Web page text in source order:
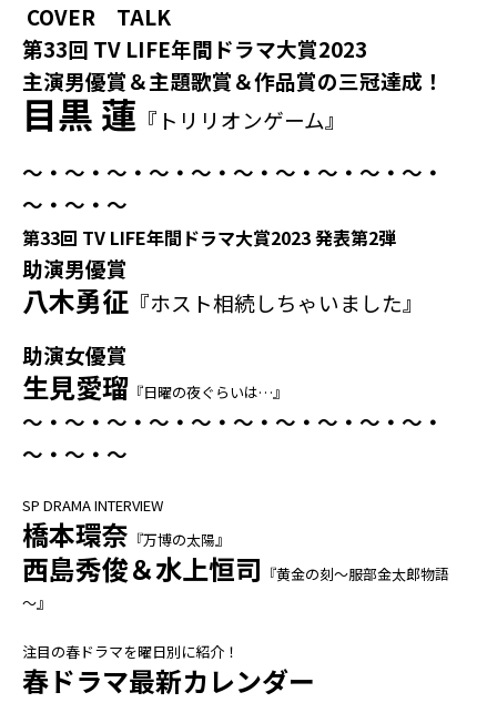
COVER TALK
第33回 TV LIFE年間ドラマ大賞2023
主演男優賞＆主題歌賞＆作品賞の三冠達成！
目黒 蓮 『トリリオンゲーム』
～・～・～・～・～・～・～・～・～・～・
～・～・～
第33回 TV LIFE年間ドラマ大賞2023 発表第2弾
助演男優賞
八木勇征 『ホスト相続しちゃいました』
助演女優賞
生見愛瑠 『日曜の夜ぐらいは…』
～・～ ・～ ・～・～・～・～・～・～・～・
～・～・～
SP DRAMA INTERVIEW
橋本環奈 『万博の太陽』
西島秀俊＆水上恒司 『黄金の刻～服部金太郎物語
～』
注目の春ドラマを曜日別に紹介！
春ドラマ最新カレンダー